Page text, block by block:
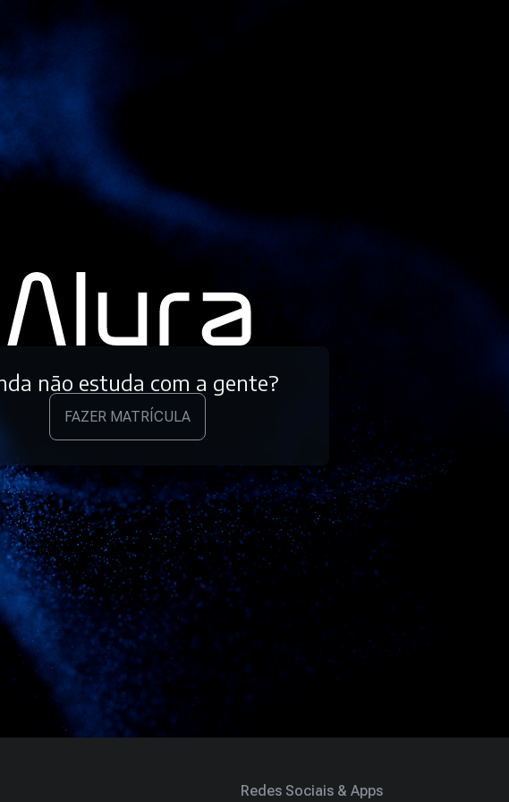
não estuda com a gente?
FAZER MATRÍCULA
Redes Sociais & Apps